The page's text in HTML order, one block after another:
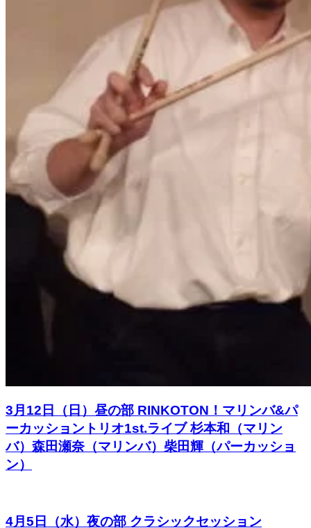
3月12日（日）昼の部 RINKOTON！マリンバ&パ
ーカッショントリオ1st.ライブ 杉本和（マリン
バ）森田瀬奈（マリンバ）柴田輝（パーカッショ
ン）
4月5日（水）夜の部 クラシックセッション